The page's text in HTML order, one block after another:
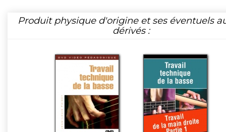
Produit physique d'origine et ses éventuels
dérivés :